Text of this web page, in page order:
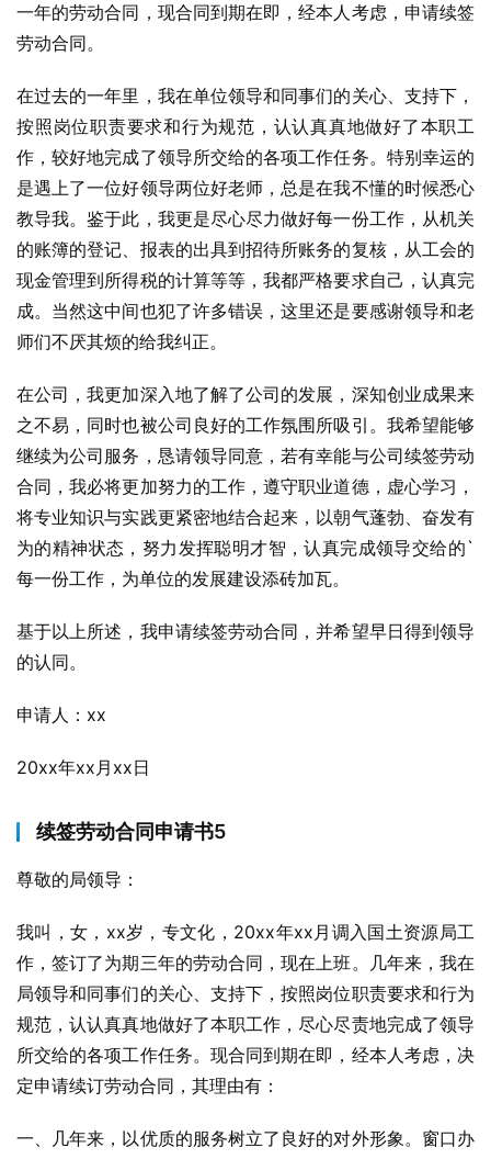
一年的劳动合同，现合同到期在即，经本人考虑，申请续签
劳动合同。
在过去的一年里，我在单位领导和同事们的关心、支持下，
按照岗位职责要求和行为规范，认认真真地做好了本职工
作，较好地完成了领导所交给的各项工作任务。特别幸运的
是遇上了一位好领导两位好老师，总是在我不懂的时候悉心
教导我。鉴于此，我更是尽心尽力做好每一份工作，从机关
的账簿的登记、报表的出具到招待所账务的复核，从工会的
现金管理到所得税的计算等等，我都严格要求自己，认真完
成。当然这中间也犯了许多错误，这里还是要感谢领导和老
师们不厌其烦的给我纠正。
在公司，我更加深入地了解了公司的发展，深知创业成果来
之不易，同时也被公司良好的工作氛围所吸引。我希望能够
继续为公司服务，恳请领导同意，若有幸能与公司续签劳动
合同，我必将更加努力的工作，遵守职业道德，虚心学习，
将专业知识与实践更紧密地结合起来，以朝气蓬勃、奋发有
为的精神状态，努力发挥聪明才智，认真完成领导交给的`
每一份工作，为单位的发展建设添砖加瓦。
基于以上所述，我申请续签劳动合同，并希望早日得到领导
的认同。
申请人：xx
20xx年xx月xx日
续签劳动合同申请书5
尊敬的局领导：
我叫，女，xx岁，专文化，20xx年xx月调入国土资源局工
作，签订了为期三年的劳动合同，现在上班。几年来，我在
局领导和同事们的关心、支持下，按照岗位职责要求和行为
规范，认认真真地做好了本职工作，尽心尽责地完成了领导
所交给的各项工作任务。现合同到期在即，经本人考虑，决
定申请续订劳动合同，其理由有：
一、几年来，以优质的服务树立了良好的对外形象。窗口办